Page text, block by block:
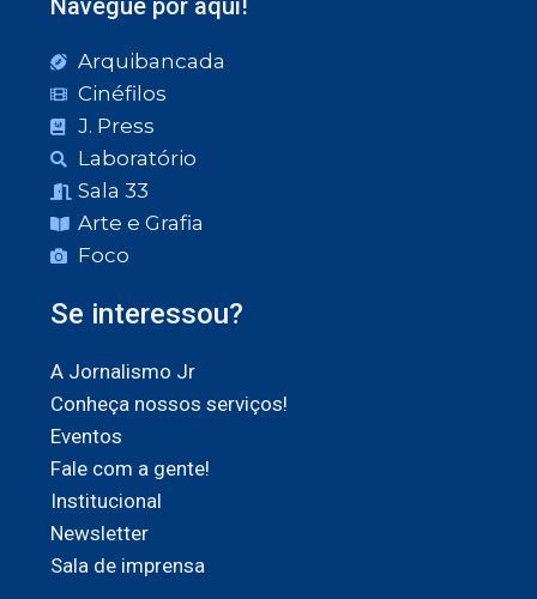
Navegue por aqui!
Arquibancada
Cinéfilos
J. Press
Laboratório
Sala 33
Arte e Grafia
Foco
Se interessou?
A Jornalismo Jr
Conheça nossos serviços!
Eventos
Fale com a gente!
Institucional
Newsletter
Sala de imprensa